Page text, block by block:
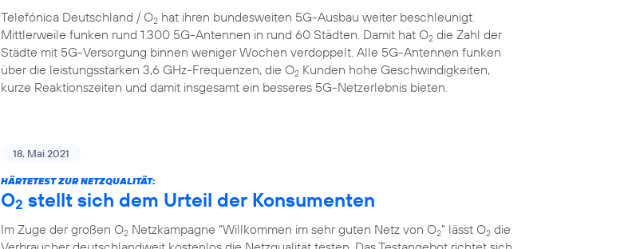
Telefónica Deutschland / O2 hat ihren bundesweiten 5G-Ausbau weiter beschleunigt.
Mittlerweile funken rund 1.300 5G-Antennen in rund 60 Städten. Damit hat O2 die Zahl der
Städte mit 5G-Versorgung binnen weniger Wochen verdoppelt. Alle 5G-Antennen funken
über die leistungsstarken 3,6 GHz-Frequenzen, die O2 Kunden hohe Geschwindigkeiten,
kurze Reaktionszeiten und damit insgesamt ein besseres 5G-Netzerlebnis bieten.
18. Mai 2021
HÄRTETEST ZUR NETZQUALITÄT:
O2 stellt sich dem Urteil der Konsumenten
Im Zuge der großen O2 Netzkampagne “Willkommen im sehr guten Netz von O2” lässt O2 die